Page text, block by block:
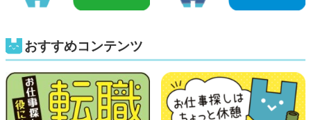
おすすめコンテンツ